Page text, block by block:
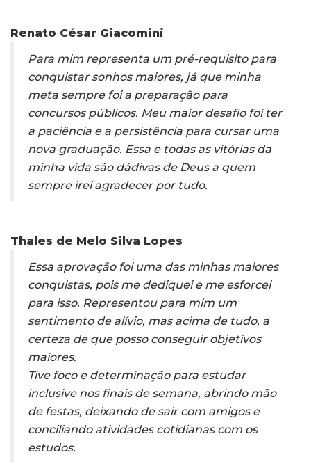
Renato César Giacomini
Para mim representa um pré-requisito para
conquistar sonhos maiores, já que minha
meta sempre foi a preparação para
concursos públicos. Meu maior desafio foi ter
a paciência e a persistência para cursar uma
nova graduação. Essa e todas as vitórias da
minha vida são dádivas de Deus a quem
sempre irei agradecer por tudo.
Thales de Melo Silva Lopes
Essa aprovação foi uma das minhas maiores
conquistas, pois me dediquei e me esforcei
para isso. Representou para mim um
sentimento de alívio, mas acima de tudo, a
certeza de que posso conseguir objetivos
maiores.
Tive foco e determinação para estudar
inclusive nos finais de semana, abrindo mão
de festas, deixando de sair com amigos e
conciliando atividades cotidianas com os
estudos.